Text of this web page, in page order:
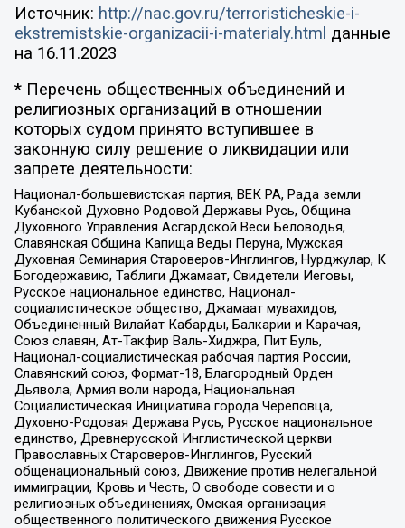
Источник: http://nac.gov.ru/terroristicheskie-i-
ekstremistskie-organizacii-i-materialy.html данные
на 16.11.2023
* Перечень общественных объединений и
религиозных организаций в отношении
которых судом принято вступившее в
законную силу решение о ликвидации или
запрете деятельности:
Национал-большевистская партия, ВЕК РА, Рада земли
Кубанской Духовно Родовой Державы Русь, Община
Духовного Управления Асгардской Веси Беловодья,
Славянская Община Капища Веды Перуна, Мужская
Духовная Семинария Староверов-Инглингов, Нурджулар, К
Богодержавию, Таблиги Джамаат, Свидетели Иеговы,
Русское национальное единство, Национал-
социалистическое общество, Джамаат мувахидов,
Объединенный Вилайат Кабарды, Балкарии и Карачая,
Союз славян, Ат-Такфир Валь-Хиджра, Пит Буль,
Национал-социалистическая рабочая партия России,
Славянский союз, Формат-18, Благородный Орден
Дьявола, Армия воли народа, Национальная
Социалистическая Инициатива города Череповца,
Духовно-Родовая Держава Русь, Русское национальное
единство, Древнерусской Инглистической церкви
Православных Староверов-Инглингов, Русский
общенациональный союз, Движение против нелегальной
иммиграции, Кровь и Честь, О свободе совести и о
религиозных объединениях, Омская организация
общественного политического движения Русское